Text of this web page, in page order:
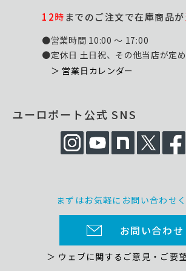
12時までのご注文で在庫商品が
●営業時間 10:00 ～ 17:00
●定休日 土日祝、その他当店が定
＞ 営業日カレンダー
ユーロポート公式 SNS
まずはお気軽にお問い合わせ
お問い合わせ
＞ ウェブに関するご意見・ご要